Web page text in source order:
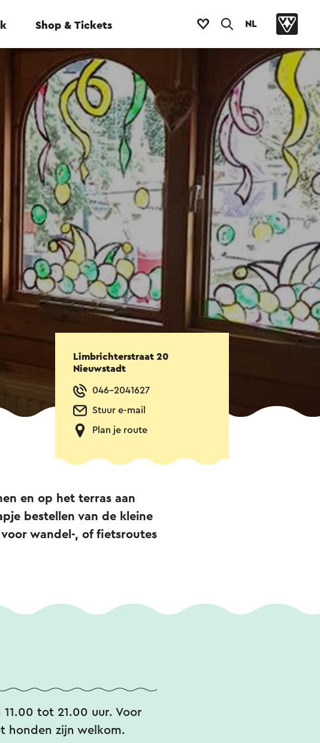
Shop & Tickets NL
Limbrichterstraat 20
Nieuwstadt
046-2041627
Stuur e-mail
Plan je route
en op het terras aan
bestellen van de kleine
wandel-, of fietsroutes
tot 21.00 uur. Voor
honden zijn welkom.